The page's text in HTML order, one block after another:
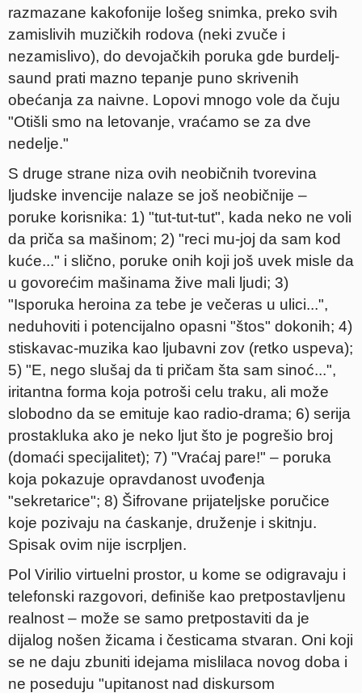
razmazane kakofonije lošeg snimka, preko svih
zamislivih muzičkih rodova (neki zvuče i
nezamislivo), do devojačkih poruka gde burdelj-
saund prati mazno tepanje puno skrivenih
obećanja za naivne. Lopovi mnogo vole da čuju
"Otišli smo na letovanje, vraćamo se za dve
nedelje."
S druge strane niza ovih neobičnih tvorevina
ljudske invencije nalaze se još neobičnije –
poruke korisnika: 1) "tut-tut-tut", kada neko ne voli
da priča sa mašinom; 2) "reci mu-joj da sam kod
kuće..." i slično, poruke onih koji još uvek misle da
u govorećim mašinama žive mali ljudi; 3)
"Isporuka heroina za tebe je večeras u ulici...",
neduhoviti i potencijalno opasni "štos" dokonih; 4)
stiskavac-muzika kao ljubavni zov (retko uspeva);
5) "E, nego slušaj da ti pričam šta sam sinoć...",
iritantna forma koja potroši celu traku, ali može
slobodno da se emituje kao radio-drama; 6) serija
prostakluka ako je neko ljut što je pogrešio broj
(domaći specijalitet); 7) "Vraćaj pare!" – poruka
koja pokazuje opravdanost uvođenja
"sekretarice"; 8) Šifrovane prijateljske poručice
koje pozivaju na ćaskanje, druženje i skitnju.
Spisak ovim nije iscrpljen.
Pol Virilio virtuelni prostor, u kome se odigravaju i
telefonski razgovori, definiše kao pretpostavljenu
realnost – može se samo pretpostaviti da je
dijalog nošen žicama i česticama stvaran. Oni koji
se ne daju zbuniti idejama mislilaca novog doba i
ne poseduju "upitanost nad diskursom